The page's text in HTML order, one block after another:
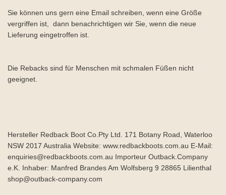
Sie können uns gern eine Email schreiben, wenn eine Größe
vergriffen ist, dann benachrichtigen wir Sie, wenn die neue
Lieferung eingetroffen ist.
Die Rebacks sind für Menschen mit schmalen Füßen nicht
geeignet.
Hersteller Redback Boot Co.Pty Ltd. 171 Botany Road, Waterloo
NSW 2017 Australia Website: www.redbackboots.com.au E-Mail:
enquiries@redbackboots.com.au Importeur Outback.Company
e.K. Inhaber: Manfred Brandes Am Wolfsberg 9 28865 Lilienthal
shop@outback-company.com